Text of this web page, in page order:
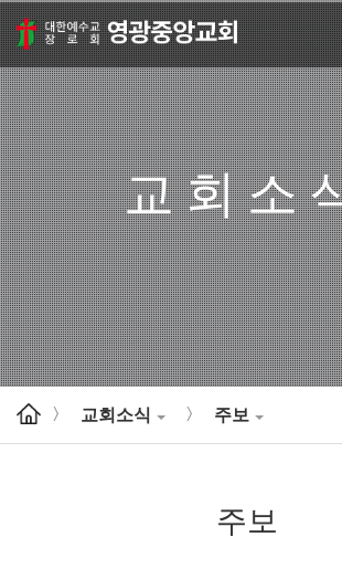
교회소
> 교회소식 > 주보
주보